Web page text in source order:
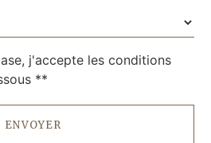
j'accepte les conditions
**
ENVOYER